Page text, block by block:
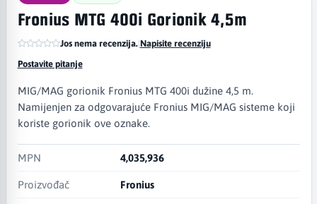
Fronius MTG 400i Gorionik 4,5m
Jos nema recenzija.|Napisite recenziju
Postavite pitanje
MIG/MAG gorionik Fronius MTG 400i dužine 4,5 m.
Namijenjen za odgovarajuće Fronius MIG/MAG sisteme koji
koriste gorionik ove oznake.
MPN 4,035,936
Proizvođač Fronius